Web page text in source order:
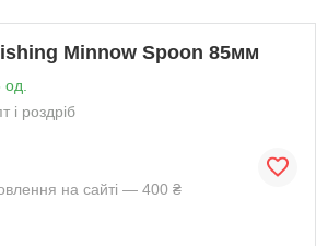
Minnow Spoon 85мм
і роздріб
на сайті — 400 ₴